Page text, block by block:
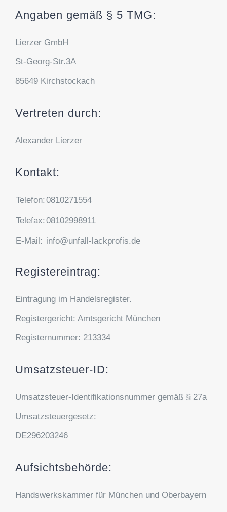
Angaben gemäß § 5 TMG:
Lierzer GmbH
St-Georg-Str.3A
85649 Kirchstockach
Vertreten durch:
Alexander Lierzer
Kontakt:
Telefon: 0810271554
Telefax: 08102998911
E-Mail: info@unfall-lackprofis.de
Registereintrag:
Eintragung im Handelsregister.
Registergericht: Amtsgericht München
Registernummer: 213334
Umsatzsteuer-ID:
Umsatzsteuer-Identifikationsnummer gemäß § 27a
Umsatzsteuergesetz:
DE296203246
Aufsichtsbehörde:
Handswerkskammer für München und Oberbayern